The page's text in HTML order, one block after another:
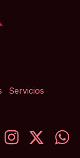
Servicios